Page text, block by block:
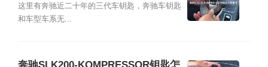
么换电池
这里有奔驰近二十年的三代车钥匙，奔驰车钥匙
和车型车系无...
奔驰SLK200-KOMPRESSOR钥匙怎